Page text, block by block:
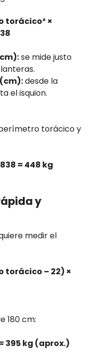
torácico² ×
se mide justo
desde la
el isquion.
torácico y
= 448 kg
y
medir el
torácico – 22) ×
180 cm:
395 kg (aprox.)